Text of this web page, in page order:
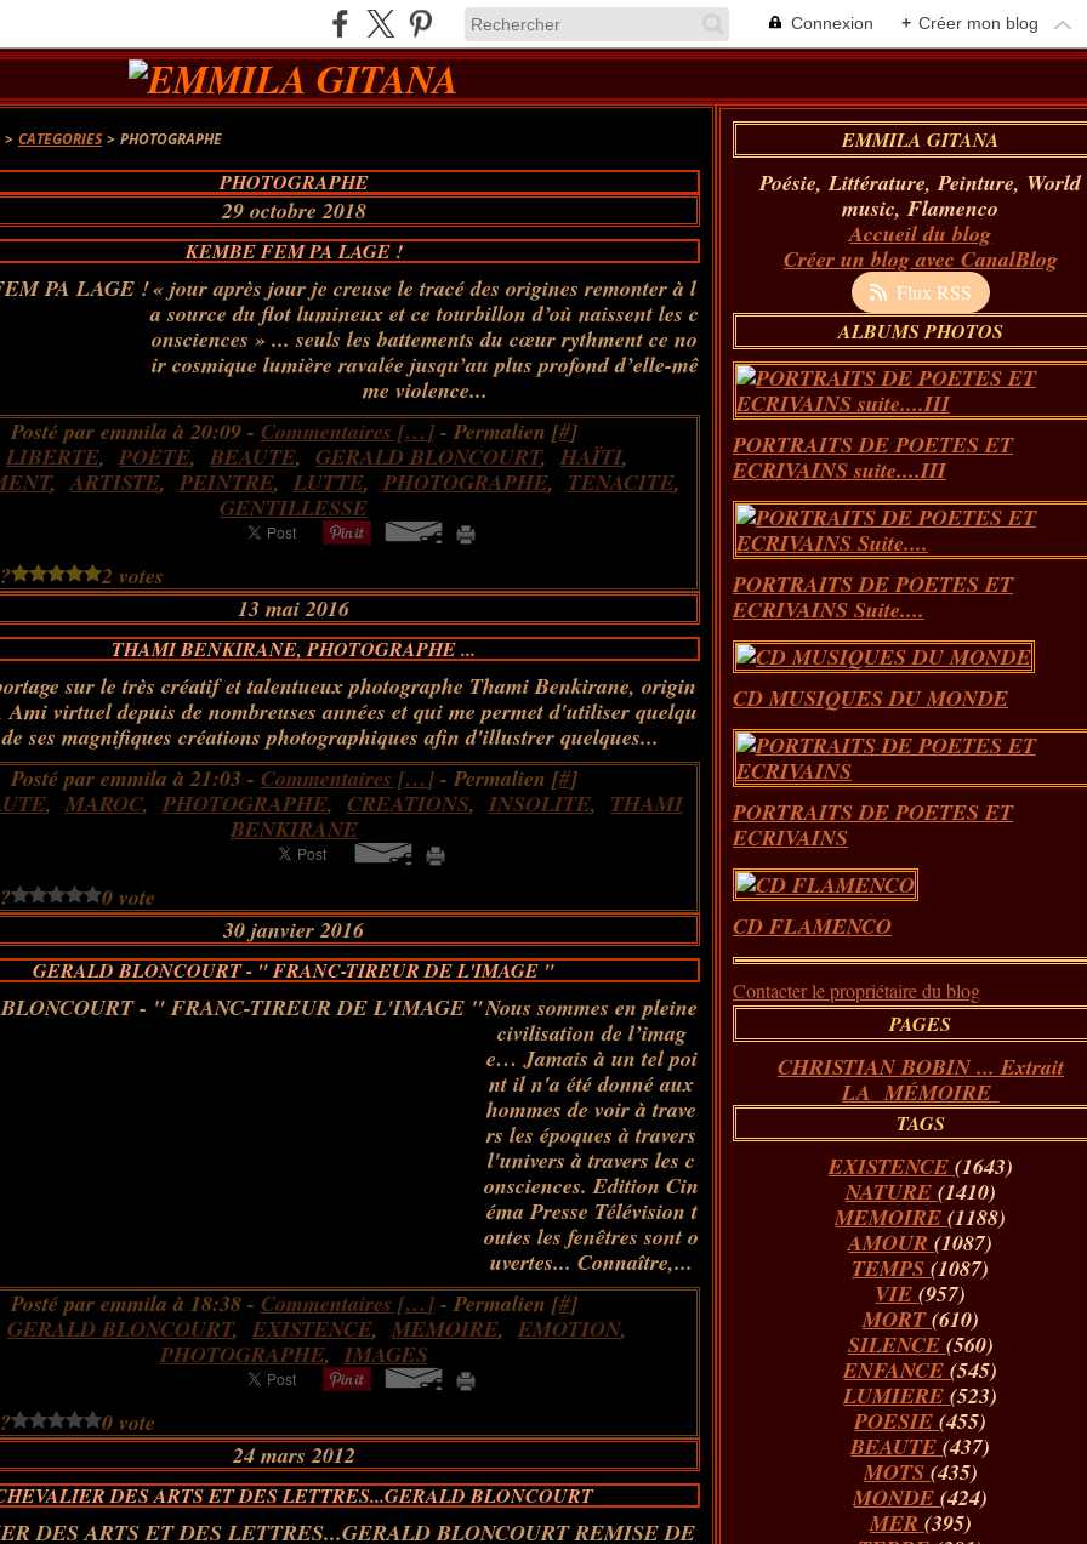
Connexion + Créer mon blog
> CATEGORIES > PHOTOGRAPHE
PHOTOGRAPHE
29 octobre 2018
KEMBE FEM PA LAGE !
« jour après jour je creuse le tracé des origines remonter à l
a source du flot lumineux et ce tourbillon d’où naissent les c
onsciences » ... seuls les battements du cœur rythment ce no
ir cosmique lumière ravalée jusqu’au plus profond d’elle-mê
me violence...
Posté par emmila à 20:09 - Commentaires […]- Permalien [#]
LIBERTE, POETE, BEAUTE, GERALD BLONCOURT, HAÏTI,
,ARTISTE, PEINTRE, LUTTE, PHOTOGRAPHE, TENACITE,
GENTILLESSE
2 votes
13 mai 2016
THAMI BENKIRANE, PHOTOGRAPHE ...
sur le très créatif et talentueux photographe Thami Benkirane, origin
Ami virtuel depuis de nombreuses années et qui me permet d'utiliser quelqu
ses magnifiques créations photographiques afin d'illustrer quelques...
Posté par emmila à 21:03 - Commentaires […]- Permalien [#]
, MAROC, PHOTOGRAPHE, CREATIONS,INSOLITE, THAMI
BENKIRANE
0 vote
30 janvier 2016
GERALD BLONCOURT - " FRANC-TIREUR DE L'IMAGE "
Nous sommes en pleine
civilisation de l’imag
e… Jamais à un tel poi
nt il n'a été donné aux
hommes de voir à trave
rs les époques à travers
l'univers à travers les c
onsciences. Edition Cin
éma Presse Télévision t
outes les fenêtres sont o
uvertes... Connaître,...
Posté par emmila à 18:38 - Commentaires […]- Permalien [#]
GERALD BLONCOURT, EXISTENCE, MEMOIRE, EMOTION,
PHOTOGRAPHE,IMAGES
0 vote
24 mars 2012
DES ARTS ET DES LETTRES...GERALD BLONCOURT
REMISE DE
EMMILA GITANA
Poésie, Littérature, Peinture, World
music, Flamenco
Accueil du blog
Créer un blog avec CanalBlog
Flux RSS
ALBUMS PHOTOS
PORTRAITS DE POETES ET
ECRIVAINS suite....III
PORTRAITS DE POETES ET
ECRIVAINS Suite....
CD MUSIQUES DU MONDE
PORTRAITS DE POETES ET
ECRIVAINS
CD FLAMENCO
Contacter le propriétaire du blog
PAGES
CHRISTIAN BOBIN ... Extrait
LA MÉMOIRE
TAGS
EXISTENCE (1643)
NATURE (1410)
MEMOIRE(1188)
AMOUR(1087)
TEMPS(1087)
VIE(957)
MORT(610)
SILENCE (560)
ENFANCE(545)
LUMIERE(523)
POESIE(455)
BEAUTE(437)
MOTS (435)
MONDE(424)
MER (395)